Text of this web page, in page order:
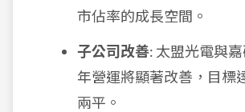
市佔率的成長空間。
子公司改善: 太盟光電與
年營運將顯著改善，目標
兩平。